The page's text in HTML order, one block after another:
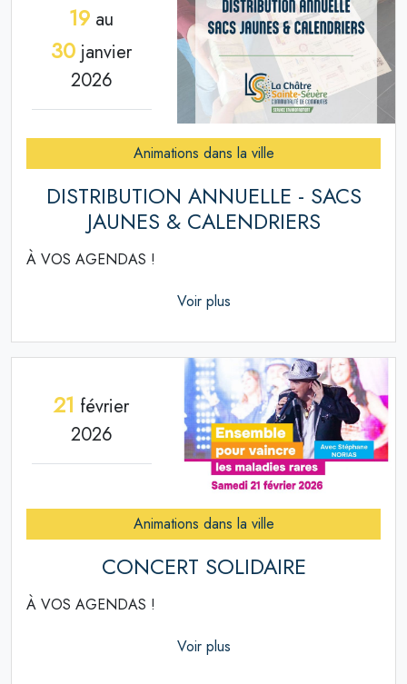
19 au
30 janvier
2026
Animations dans la ville
DISTRIBUTION ANNUELLE - SACS
JAUNES & CALENDRIERS
À VOS AGENDAS !
Voir plus
21 février
2026
Animations dans la ville
CONCERT SOLIDAIRE
À VOS AGENDAS !
Voir plus